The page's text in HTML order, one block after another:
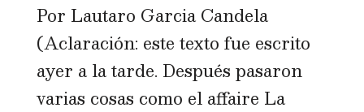
Por Lautaro Garcia Candela
(Aclaración: este texto fue escrito
ayer a la tarde. Después pasaron
varias cosas como el affaire La